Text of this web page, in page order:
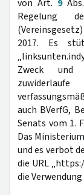
von Art. 9
Regelung
2017. Es
Zweck und
auch BVerfG,
Senats vom 1.
Das
und es verbot
die URL
die